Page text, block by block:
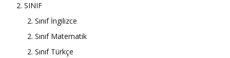
2. SINIF
2. Sınıf İngilizce
2. Sınıf Matematik
2. Sınıf Türkçe